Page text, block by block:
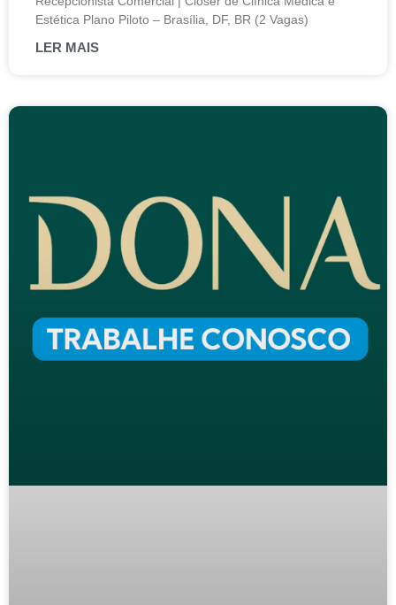
Estética Plano Piloto – Brasília, DF, BR (2 Vagas)
LER MAIS